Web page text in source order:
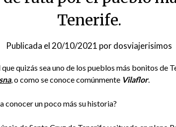
Tenerife.
Publicada el 20/10/2021 pordosviajerisimos
quizás sea uno de los pueblos más bonitos de
, o como se conoce comúnmente Vilaflor.
conocer un poco más su historia?